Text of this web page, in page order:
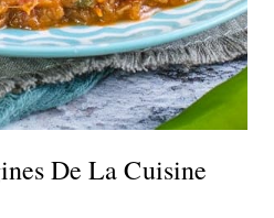
De La Cuisine